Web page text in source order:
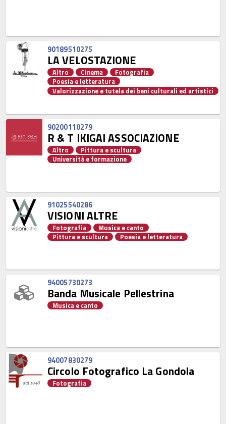
90189510275
LA VELOSTAZIONE
Altro Cinema
Fotografia
Poesia e letteratura
Valorizzazione e tutela dei beni culturali ed artistici
90200110279
R & T IKIGAI ASSOCIAZIONE
Altro
Pittura e scultura
Università e formazione
91025540286
VISIONI ALTRE
Fotografia
Musica e canto
Pittura e scultura
Poesia e letteratura
94005730273
Banda Musicale Pellestrina
Musica e canto
94007830279
Circolo Fotografico La Gondola
Fotografia